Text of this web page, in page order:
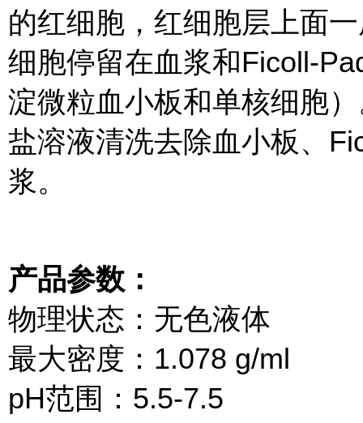
的红细胞，红细胞层上面
细胞停留在血浆和Ficoll-
淀微粒血小板和单核细胞
盐溶液清洗去除血小板、
浆。
产品参数：
物理状态：无色液体
最大密度：1.078 g/ml
pH范围：5.5-7.5